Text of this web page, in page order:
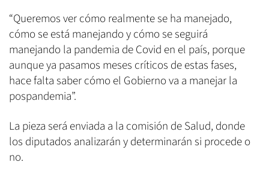
“Queremos ver cómo realmente se ha manejado,
cómo se está manejando y cómo se seguirá
manejando la pandemia de Covid en el país, porque
aunque ya pasamos meses críticos de estas fases,
hace falta saber cómo el Gobierno va a manejar la
pospandemia”.
La pieza será enviada a la comisión de Salud, donde
los diputados analizarán y determinarán si procede o
no.